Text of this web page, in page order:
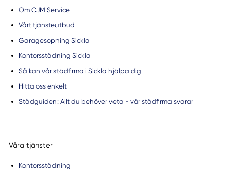
Om CJM Service
Vårt tjänsteutbud
Garagesopning Sickla
Kontorsstädning Sickla
Så kan vår städfirma i Sickla hjälpa dig
Hitta oss enkelt
Städguiden: Allt du behöver veta - vår städfirma svarar
Våra tjänster
Kontorsstädning